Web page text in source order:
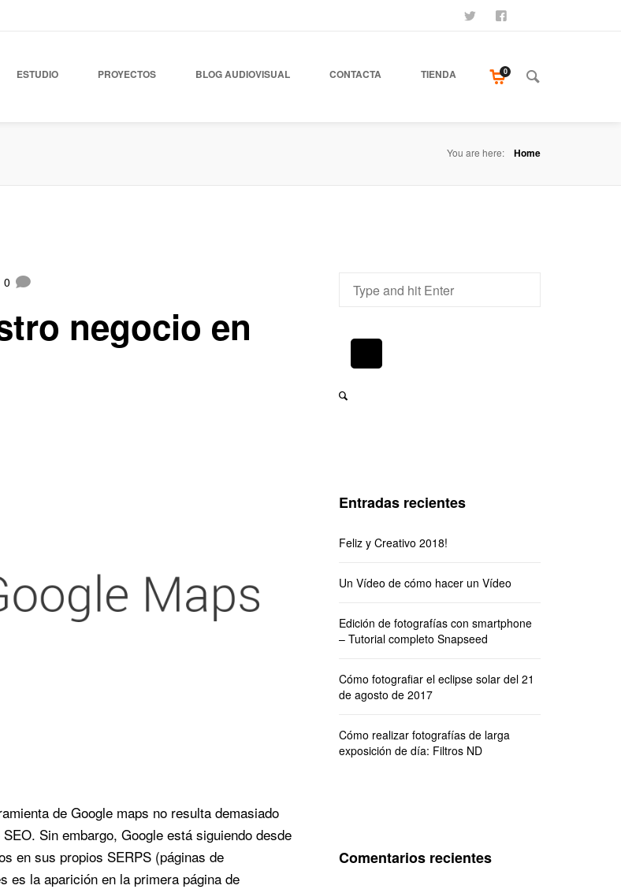
SÍGUENOS
ESTUDIO PROYECTOS BLOG AUDIOVISUAL CONTACTA TIENDA 0
You are here: Home
0
negocio en
de Google maps no resulta demasiado
Sin embargo, Google está siguiendo desde
en sus propios SERPS (páginas de
es la aparición en la primera página de
Entradas recientes
Feliz y Creativo 2018!
Un Vídeo de cómo hacer un Vídeo
Edición de fotografías con smartphone
– Tutorial completo Snapseed
Cómo fotografiar el eclipse solar del 21
de agosto de 2017
Cómo realizar fotografías de larga
exposición de día: Filtros ND
Comentarios recientes